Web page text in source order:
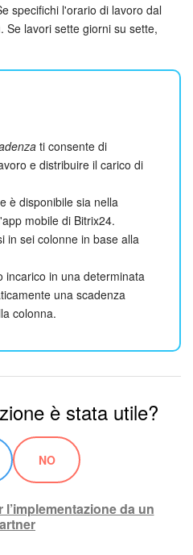
specifichi l'orario di lavoro dal
lavori sette giorni su sette,
ti consente di
e distribuire il carico di
è disponibile sia nella
mobile di Bitrix24.
in sei colonne in base alla
incarico in una determinata
una scadenza
colonna.
è stata utile?
NO
da un